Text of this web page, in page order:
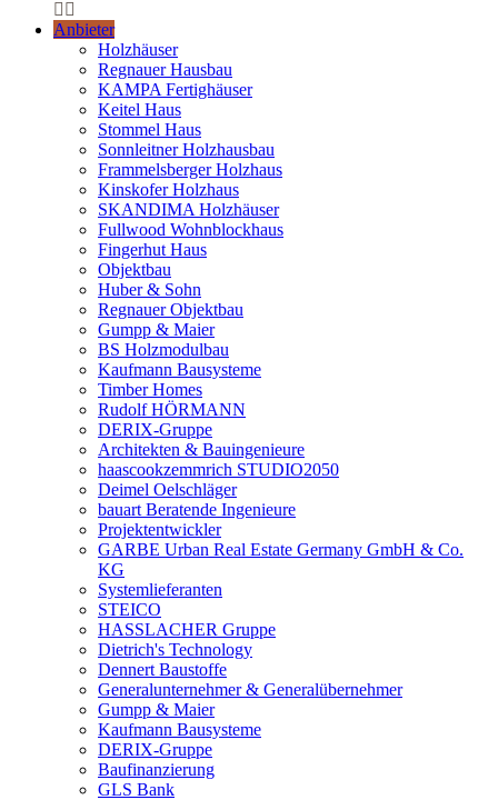
Anbieter
Holzhäuser
Regnauer Hausbau
KAMPA Fertighäuser
Keitel Haus
Stommel Haus
Sonnleitner Holzhausbau
Frammelsberger Holzhaus
Kinskofer Holzhaus
SKANDIMA Holzhäuser
Fullwood Wohnblockhaus
Fingerhut Haus
Objektbau
Huber & Sohn
Regnauer Objektbau
Gumpp & Maier
BS Holzmodulbau
Kaufmann Bausysteme
Timber Homes
Rudolf HÖRMANN
DERIX-Gruppe
Architekten & Bauingenieure
haascookzemmrich STUDIO2050
Deimel Oelschläger
bauart Beratende Ingenieure
Projektentwickler
GARBE Urban Real Estate Germany GmbH & Co.
KG
Systemlieferanten
STEICO
HASSLACHER Gruppe
Dietrich's Technology
Dennert Baustoffe
Generalunternehmer & Generalübernehmer
Gumpp & Maier
Kaufmann Bausysteme
DERIX-Gruppe
Baufinanzierung
GLS Bank